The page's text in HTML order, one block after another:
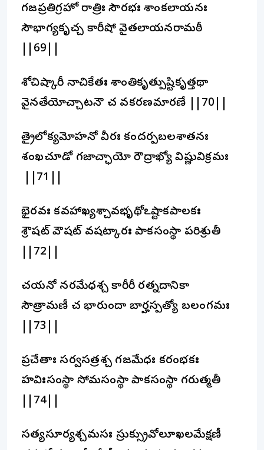
గజప్రతిగ్రహో రాత్రిః సౌరభః శాంకలాయనః
సౌభాగ్యకృచ్చ కారీషో వైతలాయనరామఠీ
||69||
శోచిష్కారీ నాచికేతః శాంతికృత్పుష్టికృత్తథా
వైనతేయోచ్చాటనౌ చ వశీకరణమారణే ||70||
త్రైలోక్యమోహనో వీరః కందర్పబలశాతనః
శంఖచూడో గజాచ్ఛాయో రౌద్రాఖ్యో విష్ణువిక్రమః
||71||
భైరవః కవహాఖ్యశ్చావభృథోఽష్టాకపాలకః
శ్రౌషట్ వౌషట్ వషట్కారః పాకసంస్థా పరిశ్రుతీ
||72||
చయనో నరమేధశ్చ కారీరీ రత్నదానికా
సౌత్రామణీ చ భారుందా బార్హస్పత్యో బలంగమః
||73||
ప్రచేతాః సర్వసత్రశ్చ గజమేధః కరంభకః
హవిఃసంస్థా సోమసంస్థా పాకసంస్థా గరుత్మతీ
||74||
సత్యసూర్యశ్చమసః స్రుక్స్రువోలూఖలమేక్షణీ